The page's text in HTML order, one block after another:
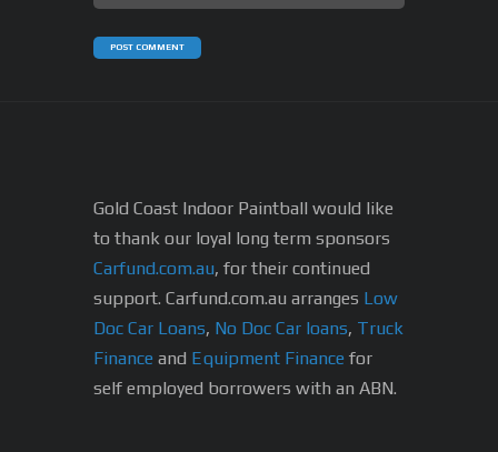
Gold Coast Indoor Paintball would like
to thank our loyal long term sponsors
Carfund.com.au, for their continued
support. Carfund.com.au arranges Low
Doc Car Loans, No Doc Car loans, Truck
Finance and Equipment Finance for
self employed borrowers with an ABN.